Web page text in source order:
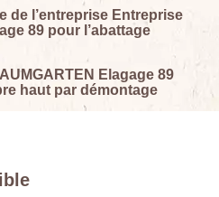
de l’entreprise Entreprise
89 pour l’abattage
Elagage 89
haut par démontage